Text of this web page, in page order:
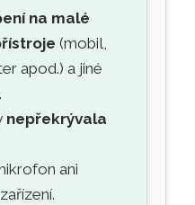
na malé
(mobil,
apod.) a jiné
nepřekrývala
ani
zařízení.